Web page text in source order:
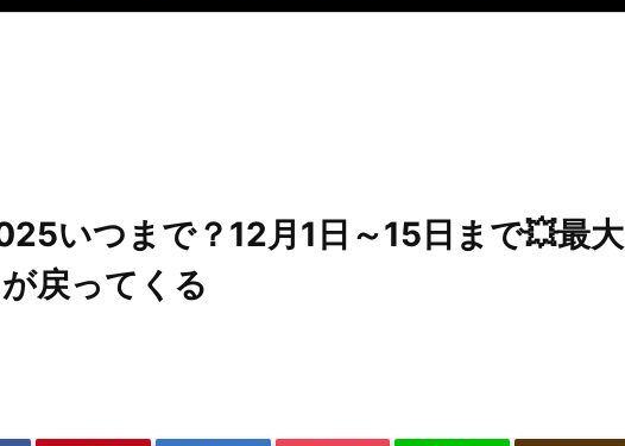
いつまで？12月1日～15日まで💥最大
戻ってくる